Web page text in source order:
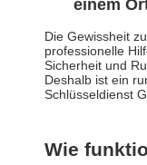
einem
Die Gewissheit
professionelle
Sicherheit und
Deshalb ist ein
Schlüsseldienst
Wie